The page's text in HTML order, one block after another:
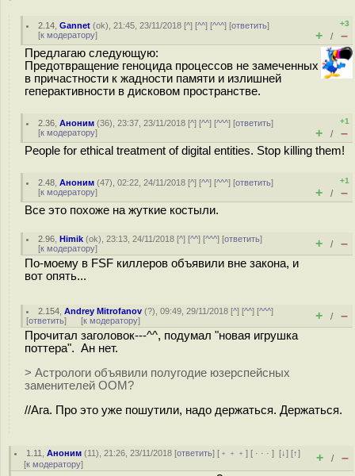
2.14 ,Gannet (ok), 21:45, 23/11/2018 [^] [^^] [^^^] [ответить]
[к модератору]
+3
+ / –
Предлагаю следующую:
Предотвращение геноцида процессов не замеченных
в причастности к жадности памяти и излишней
геперактивности в дисковом пространстве.
2.36 ,Аноним (36), 23:37, 23/11/2018 [^] [^^] [^^^] [ответить]
[к модератору]
+1
+ / –
People for ethical treatment of digital entities. Stop killing them!
2.48 ,Аноним (47), 02:22, 24/11/2018 [^] [^^] [^^^] [ответить]
[к модератору]
+1
+ / –
Все это похоже на жуткие костыли.
2.96 ,Himik (ok), 23:13, 24/11/2018 [^] [^^] [^^^] [ответить]
[к модератору] + / –
По-моему в FSF киллеров объявили вне закона, и
вот опять...
2.154 ,Andrey Mitrofanov (?), 09:49, 29/11/2018 [^] [^^] [^^^]
[ответить] [к модератору] + / –
Прочитал заголовок---^^, подумал "новая игрушка
поттера". Ан нет.
> Астрологи объявили полугодие юзерспейсных
заменителей ООМ?
//Ага. Про это уже пошутили, надо держаться. Держаться.
1.11 ,Аноним (11), 21:26, 23/11/2018 [ответить] [ ﹢﹢﹢] [ · · ·][↓] [↑]
[к модератору] + / –